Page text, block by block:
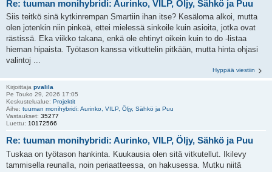
Re: tuuman monihybridi: Aurinko, VILP, Öljy, Sähkö ja Puu
Siis teitkö sinä kytkinrempan Smartiin ihan itse? Kesäloma alkoi, mutta
olen jotenkin niin pinkeä, ettei mielessä sinkoile kuin asioita, jotka ovat
rästissä. Eka viikko takana, enkä ole ehtinyt oikein kuin to do -listaa
hieman hipaista. Työtason kanssa vitkuttelin pitkään, mutta hinta ohjasi
valintoj ...
Hyppää viestiin
Kirjoittaja pvalila
Pe Touko 29, 2026 17:05
Keskustelualue: Projektit
Aihe: tuuman monihybridi: Aurinko, VILP, Öljy, Sähkö ja Puu
Vastaukset: 35277
Luettu: 10172566
Re: tuuman monihybridi: Aurinko, VILP, Öljy, Sähkö ja Puu
Tuskaa on työtason hankinta. Kuukausia olen sitä vitkutellut. Ikilevy
tammisella reunalla, noin periaatteessa, on hakusessa. Mutku niitä